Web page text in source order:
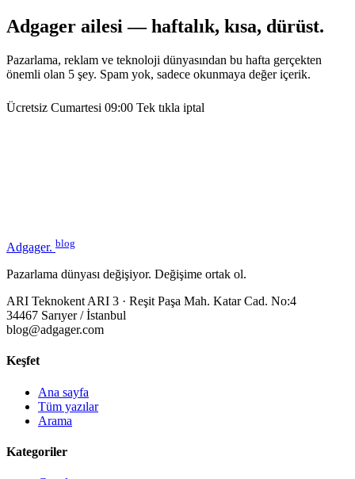
Adgager ailesi — haftalık, kısa, dürüst.
Pazarlama, reklam ve teknoloji dünyasından bu hafta gerçekten
önemli olan 5 şey. Spam yok, sadece okunmaya değer içerik.
Ücretsiz Cumartesi 09:00 Tek tıkla iptal
Adgager. blog
Pazarlama dünyası değişiyor. Değişime ortak ol.
ARI Teknokent ARI 3 · Reşit Paşa Mah. Katar Cad. No:4
34467 Sarıyer / İstanbul
blog@adgager.com
Keşfet
Ana sayfa
Tüm yazılar
Arama
Kategoriler